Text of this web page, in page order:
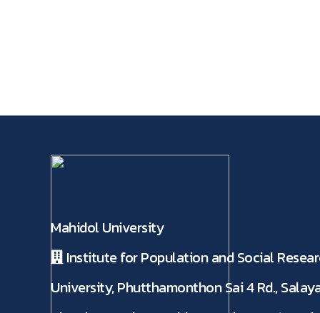
Mahidol University
Institute for Population and Social
University, Phutthamonthon Sai 4 Rd.,